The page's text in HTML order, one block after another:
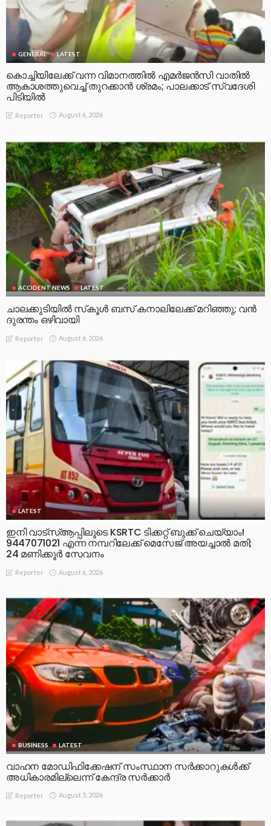
GENERAL LATEST
കൊച്ചിയിലേക്ക് വന്ന വിമാനത്തിൽ എമർജൻസി വാതിൽ
ആകാശത്തുവെച്ച് തുറക്കാൻ ശ്രമം; പാലക്കാട് സ്വദേശി
പിടിയിൽ
Reporter August 6, 2026
ACCIDENT NEWS LATEST
ചാലക്കുടിയിൽ സ്‌കൂൾ ബസ് കനാലിലേക്ക് മറിഞ്ഞു; വൻ
ദുരന്തം ഒഴിവായി
Reporter August 6, 2026
LATEST
ഇനി വാട്‌സ്ആപ്പിലൂടെ KSRTC ടിക്കറ്റ് ബുക്ക് ചെയ്യാം!
9447071021 എന്ന നമ്പറിലേക്ക് മെസേജ് അയച്ചാൽ മതി;
24 മണിക്കൂർ സേവനം
Reporter August 6, 2026
BUSINESS LATEST
വാഹന മോഡിഫിക്കേഷന് സംസ്ഥാന സർക്കാറുകൾക്ക്
അധികാരമില്ലെന്ന് കേന്ദ്ര സർക്കാർ
Reporter August 5, 2026